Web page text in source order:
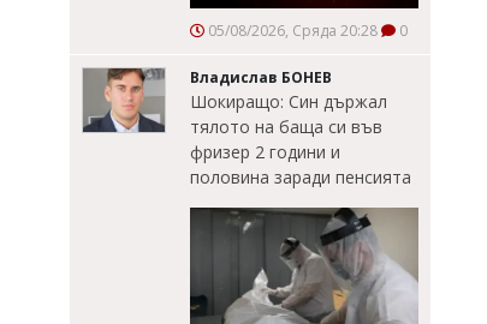
05/08/2026, Сряда 20:28 0
Владислав БОНЕВ
Шокиращо: Син държал
тялото на баща си във
фризер 2 години и
половина заради пенсията